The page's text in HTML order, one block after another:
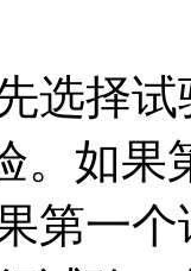
选择
。如果
第一